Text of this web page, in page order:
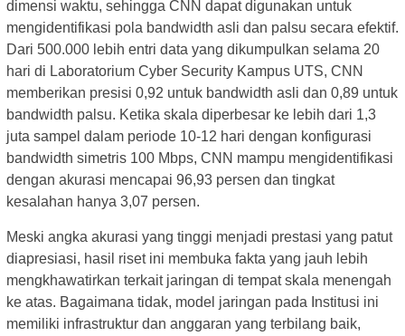
dimensi waktu, sehingga CNN dapat digunakan untuk
mengidentifikasi pola bandwidth asli dan palsu secara efektif.
Dari 500.000 lebih entri data yang dikumpulkan selama 20
hari di Laboratorium Cyber Security Kampus UTS, CNN
memberikan presisi 0,92 untuk bandwidth asli dan 0,89 untuk
bandwidth palsu. Ketika skala diperbesar ke lebih dari 1,3
juta sampel dalam periode 10-12 hari dengan konfigurasi
bandwidth simetris 100 Mbps, CNN mampu mengidentifikasi
dengan akurasi mencapai 96,93 persen dan tingkat
kesalahan hanya 3,07 persen.
Meski angka akurasi yang tinggi menjadi prestasi yang patut
diapresiasi, hasil riset ini membuka fakta yang jauh lebih
mengkhawatirkan terkait jaringan di tempat skala menengah
ke atas. Bagaimana tidak, model jaringan pada Institusi ini
memiliki infrastruktur dan anggaran yang terbilang baik,